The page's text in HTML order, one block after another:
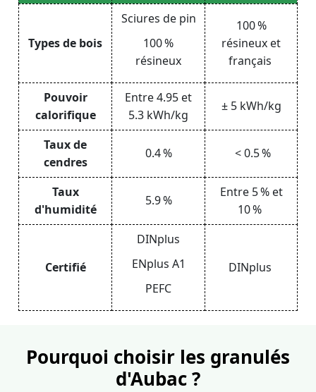
Types de bois
Sciures de pin
100 %
résineux
100 %
résineux et
français
Pouvoir
calorifique
Entre 4.95 et
5.3 kWh/kg
±5 kWh/kg
Taux de
cendres
0.4 % < 0.5 %
Taux
d'humidité
5.9 %
Entre 5 % et
10 %
Certifié
DINplus
ENplus A1
PEFC
DINplus
Pourquoi choisir les granulés
d'Aubac ?